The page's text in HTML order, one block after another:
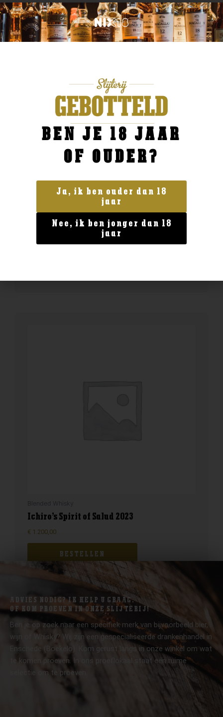
Land van herkomst
Ardbeg 14yo Anthology
144,99
Ichiro’s Spirit of Salud 2023
€ 1.200,00
BESTELLEN
ADVIES NODIG? IK HELP U GRAAG.
OF KOM PROEVEN IN ONZE SLIJTERIJ!
Ben je op zoek naar een specifiek merk van bijvoorbeeld bier,
wijn of Whisky? Wij zijn een gespecialiseerde drankenhandel in
Enschede (Boekelo). Kom gerust langs in onze winkel om wat
te komen proeven. In ons proeflokaal staat een ruime
selectie om te proeven.
BEN JE 18 JAAR
OF OUDER?
Ja, ik ben ouder dan 18
jaar
Nee, ik ben jonger dan 18
jaar